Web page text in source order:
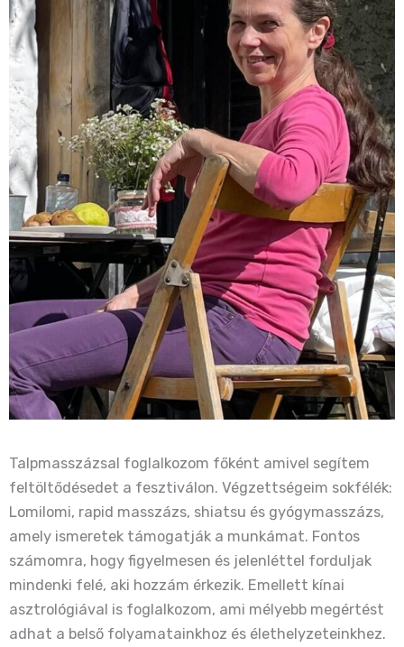
Talpmasszázsal foglalkozom főként amivel segítem
feltöltődésedet a fesztiválon. Végzettségeim sokfélék:
Lomilomi, rapid masszázs, shiatsu és gyógymasszázs,
amely ismeretek támogatják a munkámat. Fontos
számomra, hogy figyelmesen és jelenléttel forduljak
mindenki felé, aki hozzám érkezik. Emellett kínai
asztrológiával is foglalkozom, ami mélyebb megértést
adhat a belső folyamatainkhoz és élethelyzeteinkhez.